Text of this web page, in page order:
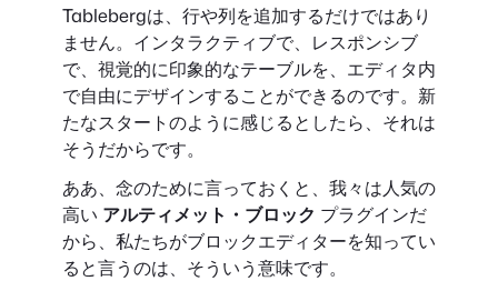
Tablebergは、行や列を追加するだけではあり
ません。インタラクティブで、レスポンシブ
で、視覚的に印象的なテーブルを、エディタ内
で自由にデザインすることができるのです。新
たなスタートのように感じるとしたら、それは
そうだからです。
ああ、念のために言っておくと、我々は人気の
高い アルティメット・ブロック プラグインだ
から、私たちがブロックエディターを知ってい
ると言うのは、そういう意味です。